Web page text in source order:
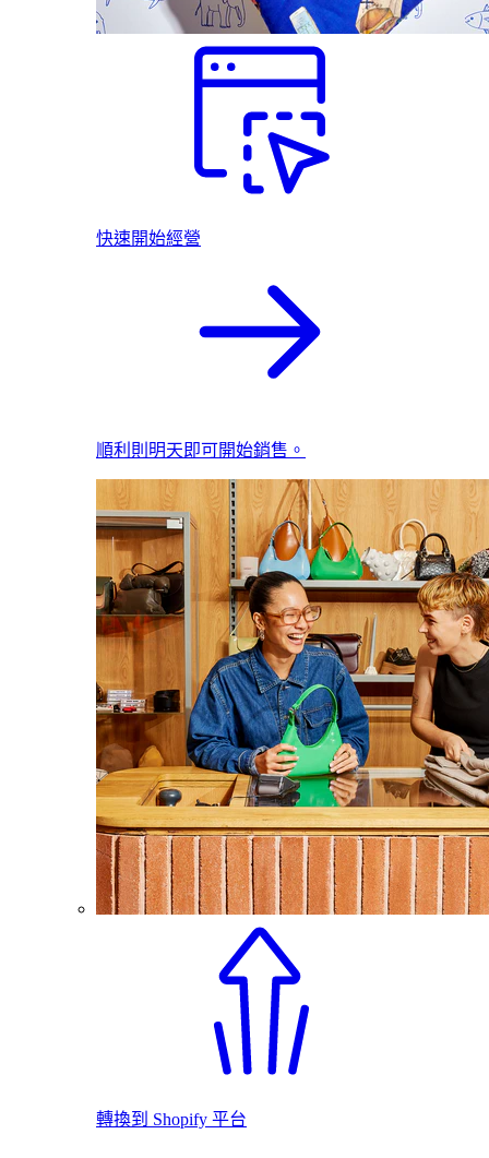
快速開始經營
順利則明天即可開始銷售。
轉換到 Shopify 平台